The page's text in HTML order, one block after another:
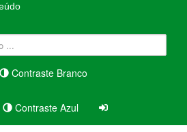
Contraste Branco
Contraste Azul